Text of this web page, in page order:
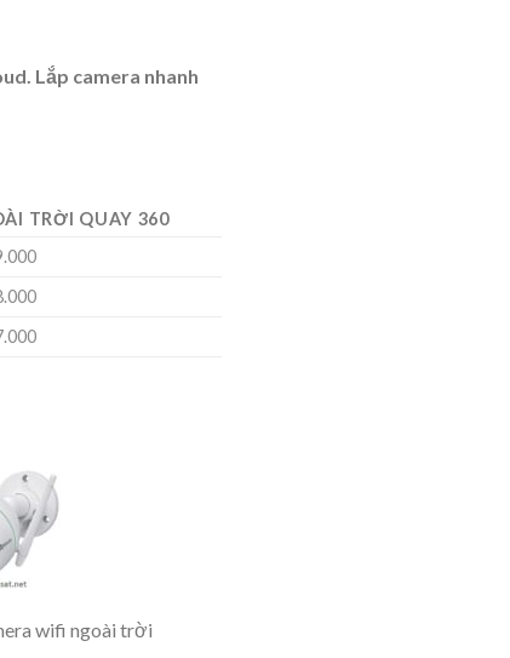
Lắp camera nhanh
TRỜI QUAY 360
wifi ngoài trời